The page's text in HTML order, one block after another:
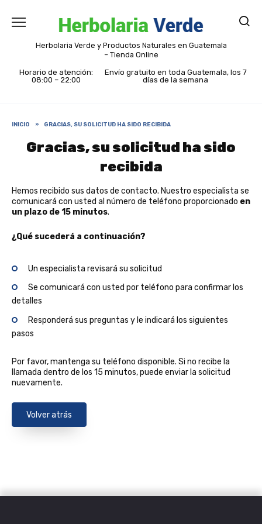
content
Herbolaria Verde y Productos Naturales en Guatemala
– Tienda Online
Horario de atención:
08:00 – 22:00
Envío gratuito en toda Guatemala, los 7
días de la semana
INICIO » GRACIAS, SU SOLICITUD HA SIDO RECIBIDA
Gracias, su solicitud ha sido
recibida
Hemos recibido sus datos de contacto. Nuestro especialista se
comunicará con usted al número de teléfono proporcionado en
un plazo de 15 minutos.
¿Qué sucederá a continuación?
Un especialista revisará su solicitud
Se comunicará con usted por teléfono para confirmar los
detalles
Responderá sus preguntas y le indicará los siguientes
pasos
Por favor, mantenga su teléfono disponible. Si no recibe la
llamada dentro de los 15 minutos, puede enviar la solicitud
nuevamente.
Volver atrás